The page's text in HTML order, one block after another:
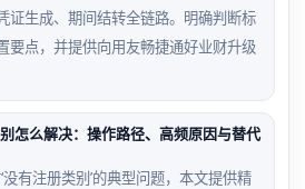
证生成、期间结转全链路。明确判断标
要点，并提供向用友畅捷通好业财升级
怎么解决：操作路径、高频原因与替代
有注册类别’的典型问题，本文提供精